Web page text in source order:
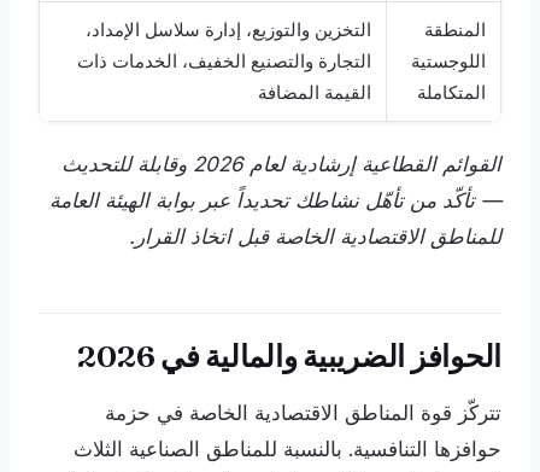
المنطقة
اللوجستية
المتكاملة
التخزين والتوزيع، إدارة سلاسل الإمداد،
التجارة والتصنيع الخفيف، الخدمات ذات
القيمة المضافة
القوائم القطاعية إرشادية لعام 2026 وقابلة للتحديث
— تأكّد من تأهّل نشاطك تحديداً عبر بوابة الهيئة العامة
للمناطق الاقتصادية الخاصة قبل اتخاذ القرار.
الحوافز الضريبية والمالية في 2026
تتركّز قوة المناطق الاقتصادية الخاصة في حزمة
حوافزها التنافسية. بالنسبة للمناطق الصناعية الثلاث